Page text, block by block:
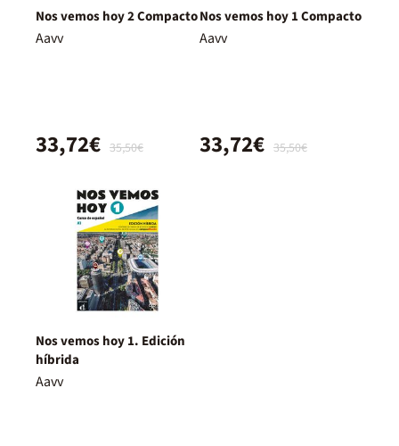
Nos vemos hoy 2 Compacto
Aavv
35,50€
33,72€
Nos vemos hoy 1 Compacto
Aavv
35,50€
33,72€
Nos vemos hoy 1. Edición
híbrida
Aavv